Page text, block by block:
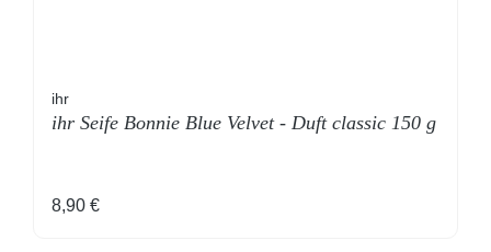
ihr
ihr Seife Bonnie Blue Velvet - Duft classic 150 g
Regulärer Preis:
8,90 €